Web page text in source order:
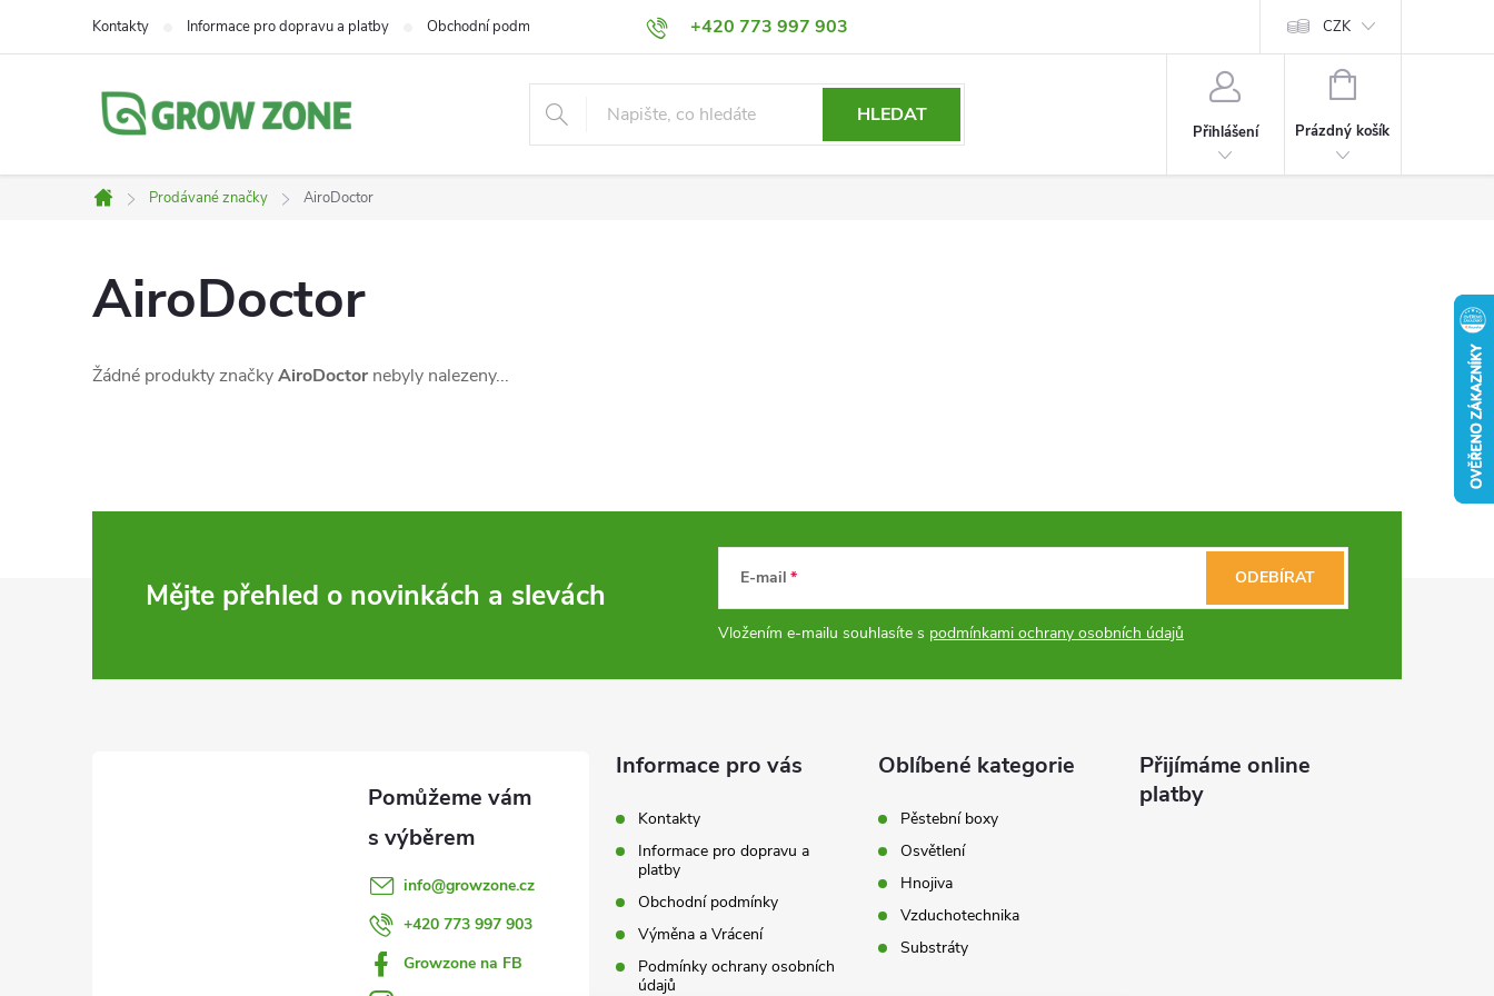
+420 773 997 903
Kontakty Informace pro dopravu a platby Obchodní podmínky Výměna a Vrácení Podmínky ochrany osobních údajů CZK
HLEDAT
Přihlášení
NÁKUPNÍ
Prázdný košík
Domů
Prodávané značky AiroDoctor
AiroDoctor
Žádné produkty značkyAiroDoctor nebyly nalezeny...
Mějte přehled o novinkách a slevách E-mail
Vložením e-mailu souhlasíte s podmínkami ochrany osobních údajů
ODEBÍRAT
info@growzone.cz
+420 773 997 903
Growzone na FB
Informace pro vás
Kontakty
Informace pro dopravu a
platby
Obchodní podmínky
Výměna a Vrácení
Podmínky ochrany osobních
údajů
Oblíbené kategorie
Pěstební boxy
Osvětlení
Hnojiva
Vzduchotechnika
Substráty
Přijímáme online
platby